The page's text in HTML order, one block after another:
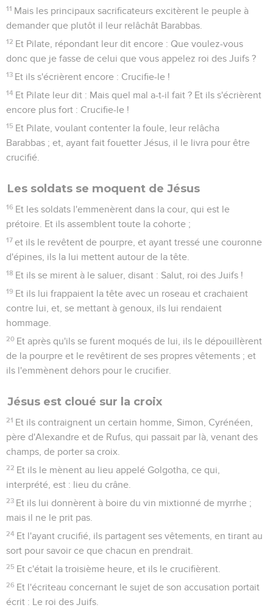
11 Mais les principaux sacrificateurs excitèrent le peuple à
demander que plutôt il leur relâchât Barabbas.
12 Et Pilate, répondant leur dit encore : Que voulez-vous
donc que je fasse de celui que vous appelez roi des Juifs ?
13 Et ils s'écrièrent encore : Crucifie-le !
14 Et Pilate leur dit : Mais quel mal a-t-il fait ? Et ils s'écrièrent
encore plus fort : Crucifie-le !
15 Et Pilate, voulant contenter la foule, leur relâcha
Barabbas ; et, ayant fait fouetter Jésus, il le livra pour être
crucifié.
Les soldats se moquent de Jésus
16 Et les soldats l'emmenèrent dans la cour, qui est le
prétoire. Et ils assemblent toute la cohorte ;
17 et ils le revêtent de pourpre, et ayant tressé une couronne
d'épines, ils la lui mettent autour de la tête.
18 Et ils se mirent à le saluer, disant : Salut, roi des Juifs !
19 Et ils lui frappaient la tête avec un roseau et crachaient
contre lui, et, se mettant à genoux, ils lui rendaient
hommage.
20 Et après qu'ils se furent moqués de lui, ils le dépouillèrent
de la pourpre et le revêtirent de ses propres vêtements ; et
ils l'emmènent dehors pour le crucifier.
Jésus est cloué sur la croix
21 Et ils contraignent un certain homme, Simon, Cyrénéen,
père d'Alexandre et de Rufus, qui passait par là, venant des
champs, de porter sa croix.
22 Et ils le mènent au lieu appelé Golgotha, ce qui,
interprété, est : lieu du crâne.
23 Et ils lui donnèrent à boire du vin mixtionné de myrrhe ;
mais il ne le prit pas.
24 Et l'ayant crucifié, ils partagent ses vêtements, en tirant au
sort pour savoir ce que chacun en prendrait.
25 Et c'était la troisième heure, et ils le crucifièrent.
26 Et l'écriteau concernant le sujet de son accusation portait
écrit : Le roi des Juifs.